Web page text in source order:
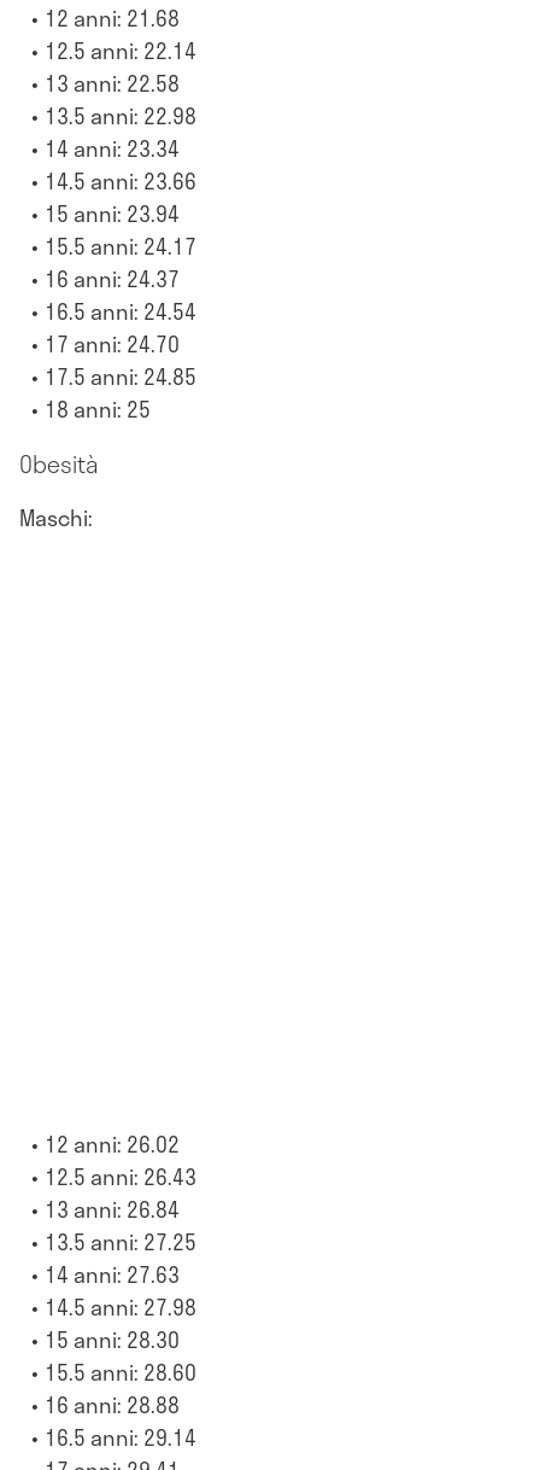
12 anni: 21.68
12.5 anni: 22.14
13 anni: 22.58
13.5 anni: 22.98
14 anni: 23.34
14.5 anni: 23.66
15 anni: 23.94
15.5 anni: 24.17
16 anni: 24.37
16.5 anni: 24.54
17 anni: 24.70
17.5 anni: 24.85
18 anni: 25
Obesità
Maschi:
12 anni: 26.02
12.5 anni: 26.43
13 anni: 26.84
13.5 anni: 27.25
14 anni: 27.63
14.5 anni: 27.98
15 anni: 28.30
15.5 anni: 28.60
16 anni: 28.88
16.5 anni: 29.14